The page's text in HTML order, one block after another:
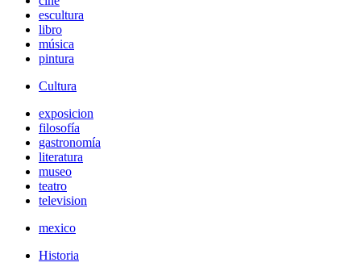
escultura
libro
música
pintura
Cultura
exposicion
filosofía
gastronomía
literatura
museo
teatro
television
mexico
Historia